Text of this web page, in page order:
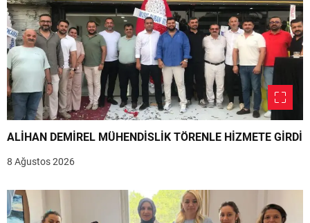
ALİHAN DEMİREL MÜHENDİSLİK TÖRENLE HİZMETE GİRDİ
8 Ağustos 2026